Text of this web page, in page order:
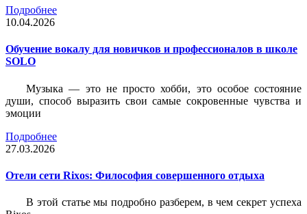
Подробнее
10.04.2026
Обучение вокалу для новичков и профессионалов в школе
SOLO
Музыка — это не просто хобби, это особое состояние
души, способ выразить свои самые сокровенные чувства и
эмоции
Подробнее
27.03.2026
Отели сети Rixos: Философия совершенного отдыха
В этой статье мы подробно разберем, в чем секрет успеха